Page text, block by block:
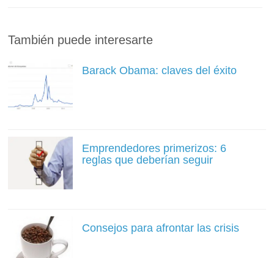
También puede interesarte
Barack Obama: claves del éxito
Emprendedores primerizos: 6
reglas que deberían seguir
Consejos para afrontar las crisis